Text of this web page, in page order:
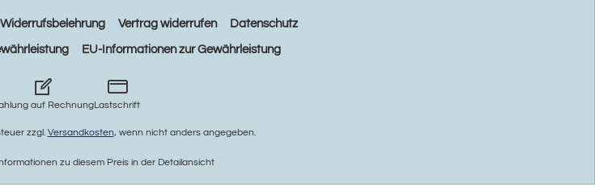
Widerrufsbelehrung Vertrag widerrufen Datenschutz
EU-Informationen zur Gewährleistung
auf RechnungLastschrift
zzgl. Versandkosten, wenn nicht anders angegeben.
zu diesem Preis in der Detailansicht